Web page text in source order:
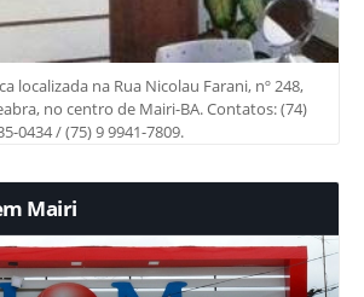
localizada na Rua Nicolau Farani, nº 248,
no centro de Mairi-BA. Contatos: (74)
0434 / (75) 9 9941-7809.
Mairi